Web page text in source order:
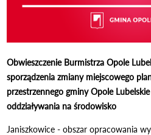
Obwieszczenie Burmistrza Opole
sporządzenia zmiany miejscowego
przestrzennego gminy Opole
oddziaływania na środowisko
Janiszkowice - obszar opracowania